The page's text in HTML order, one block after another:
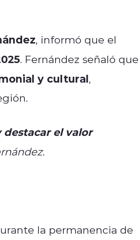
, informó que el
. Fernández señaló que
y cultural,
el valor
la permanencia de